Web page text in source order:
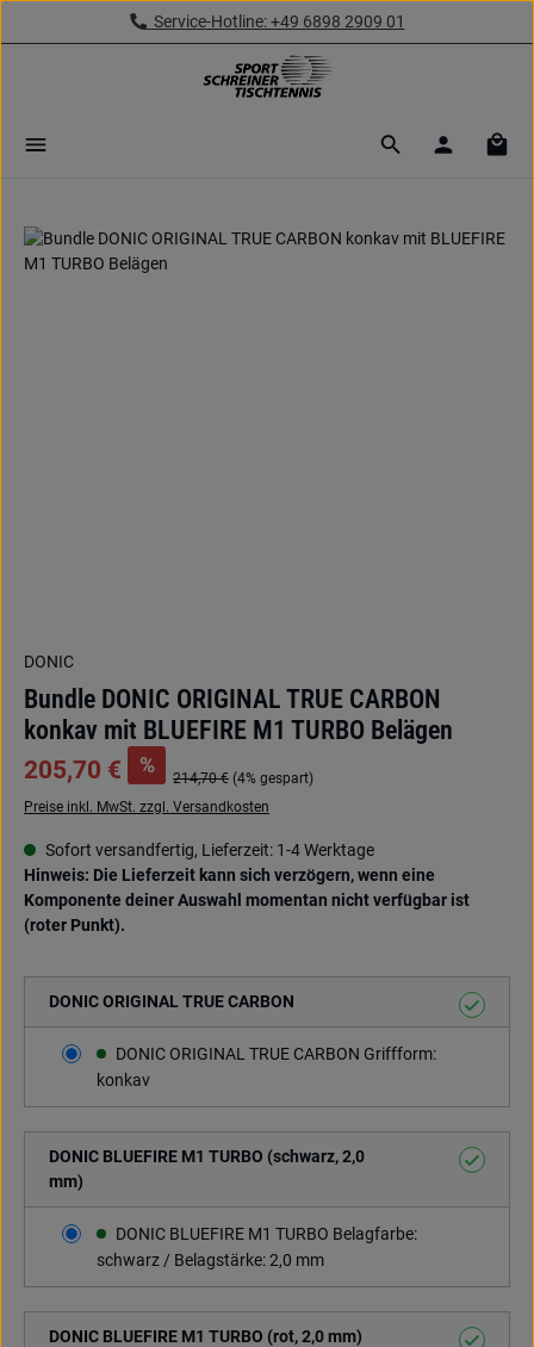
Zum Hauptinhalt springenService-Hotline: +49 6898 2909 01
Bildergalerie überspringen
DONIC
Bundle DONIC ORIGINAL TRUE CARBON
konkav mit BLUEFIRE M1 TURBO Belägen
205,70 € %
214,70 € (4% gespart)
Preise inkl. MwSt. zzgl. Versandkosten
Sofort versandfertig, Lieferzeit: 1-4 Werktage
Hinweis: Die Lieferzeit kann sich verzögern, wenn eine
Komponente deiner Auswahl momentan nicht verfügbar ist
(roter Punkt).
DONIC ORIGINAL TRUE CARBON
DONIC ORIGINAL TRUE CARBON Griffform:
konkav
DONIC BLUEFIRE M1 TURBO (schwarz, 2,0
mm)
DONIC BLUEFIRE M1 TURBO Belagfarbe:
schwarz / Belagstärke: 2,0 mm
DONIC BLUEFIRE M1 TURBO (rot, 2,0 mm)